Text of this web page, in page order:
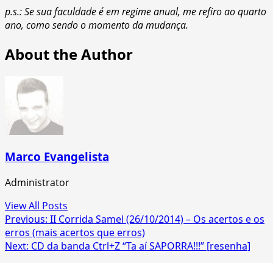
p.s.: Se sua faculdade é em regime anual, me refiro ao quarto
ano, como sendo o momento da mudança.
About the Author
Marco Evangelista
Administrator
View All Posts
Post
navigation
Previous: II Corrida Samel (26/10/2014) – Os acertos e os
erros (mais acertos que erros)
Next: CD da banda Ctrl+Z “Ta aí SAPORRA!!!” [resenha]